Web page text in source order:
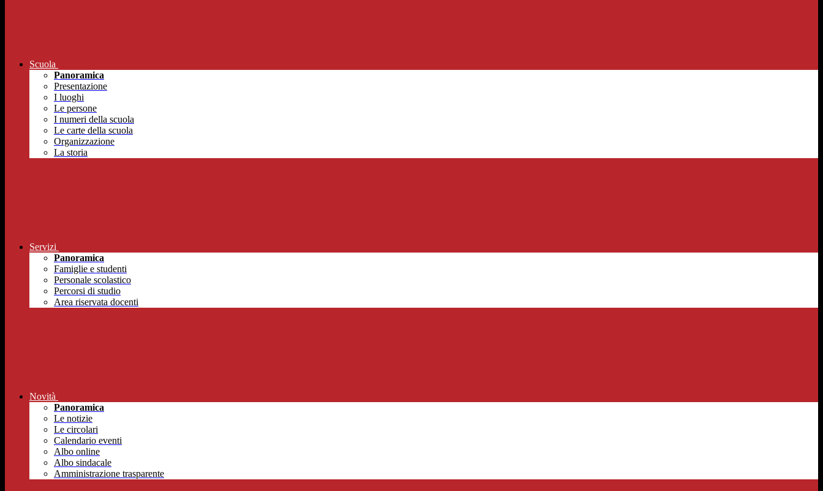
Scuola
Panoramica
Presentazione
I luoghi
Le persone
I numeri della scuola
Le carte della scuola
Organizzazione
La storia
Servizi
Panoramica
Famiglie e studenti
Personale scolastico
Percorsi di studio
Area riservata docenti
Novità
Panoramica
Le notizie
Le circolari
Calendario eventi
Albo online
Albo sindacale
Amministrazione trasparente